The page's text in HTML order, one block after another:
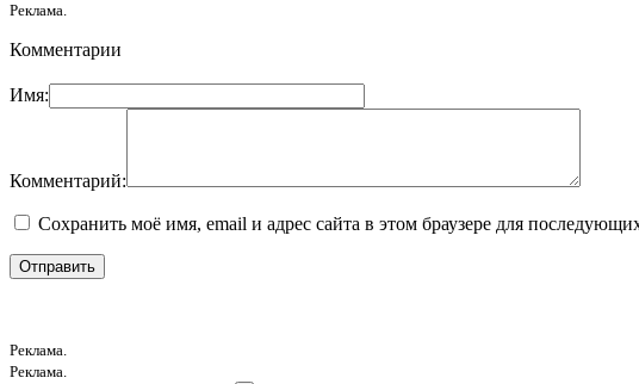
Реклама.
Комментарии
Имя:
Комментарий:
Сохранить моё имя, email и адрес сайта в этом браузере для
Реклама.
Реклама.